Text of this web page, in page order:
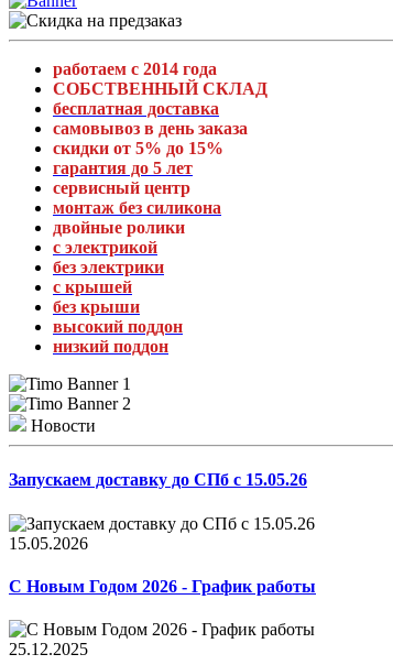
работаем с 2014 года
СОБСТВЕННЫЙ СКЛАД
бесплатная доставка
самовывоз в день заказа
скидки от 5% до 15%
гарантия до 5 лет
сервисный центр
монтаж без силикона
двойные ролики
с электрикой
без электрики
с крышей
без крыши
высокий поддон
низкий поддон
Новости
Запускаем доставку до СПб с 15.05.26
15.05.2026
С Новым Годом 2026 - График работы
25.12.2025